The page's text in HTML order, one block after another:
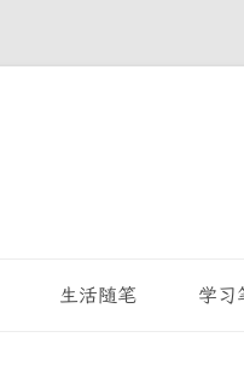
生活随笔 学习